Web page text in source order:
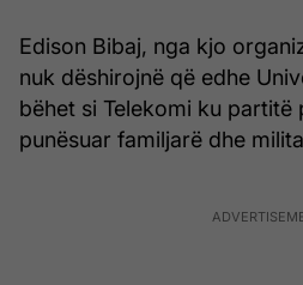
Edison Bibaj, nga kjo
nuk dëshirojnë që edhe
bëhet si Telekomi ku partitë
punësuar familjarë dhe